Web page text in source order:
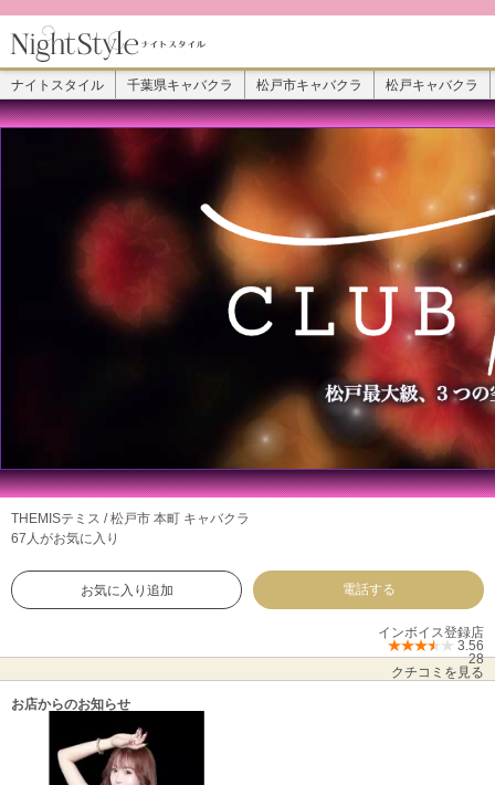
ナイトスタイル 千葉県キャバクラ 松戸市キャバクラ 松戸キャバクラ
THEMISテミス / 松戸市 本町 キャバクラ
67人がお気に入り
お気に入り追加 電話する
インボイス登録店
3.56
28
クチコミを見る
お店からのお知らせ